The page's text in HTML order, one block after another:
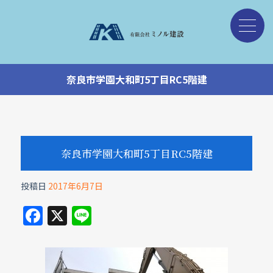
奈良市学園大和町5丁目RC5階建
奈良市学園大和町5丁目RC5階建
投稿日 2017年6月7日
F
a
c
X Li